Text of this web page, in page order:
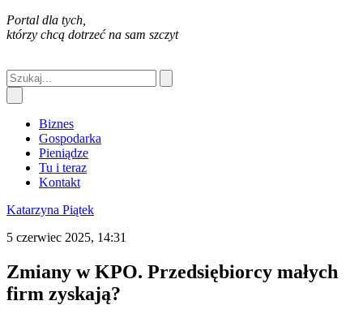
Portal dla tych,
którzy chcą dotrzeć na sam szczyt
Biznes
Gospodarka
Pieniądze
Tu i teraz
Kontakt
Katarzyna Piątek
5 czerwiec 2025, 14:31
Zmiany w KPO. Przedsiębiorcy małych
firm zyskają?